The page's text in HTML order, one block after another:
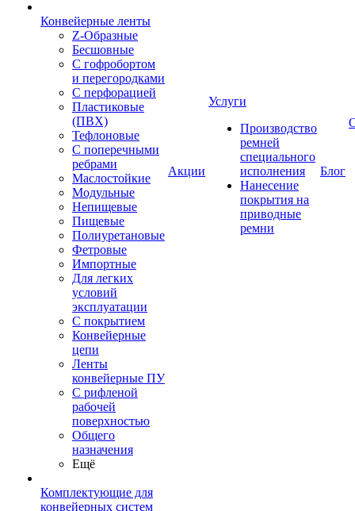
Конвейерные ленты
Z-Образные
Бесшовные
С гофробортом
и перегородками
С перфорацией
Пластиковые
(ПВХ)
Тефлоновые
С поперечными
ребрами
Маслостойкие
Модульные
Непищевые
Пищевые
Полиуретановые
Фетровые
Импортные
Для легких
условий
эксплуатации
С покрытием
Конвейерные
цепи
Ленты
конвейерные ПУ
С рифленой
рабочей
поверхностью
Общего
назначения
Ещё
Комплектующие для
конвейерных систем
Акции
Услуги
Производство
ремней
специального
исполнения
Нанесение
покрытия на
приводные
ремни
Блог